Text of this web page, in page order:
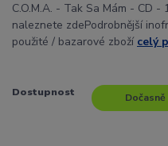
C.O.M.A. - Tak Sa Mám - CD
naleznete zdePodrobnější
použité / bazarové zboží celý
Dostupnost